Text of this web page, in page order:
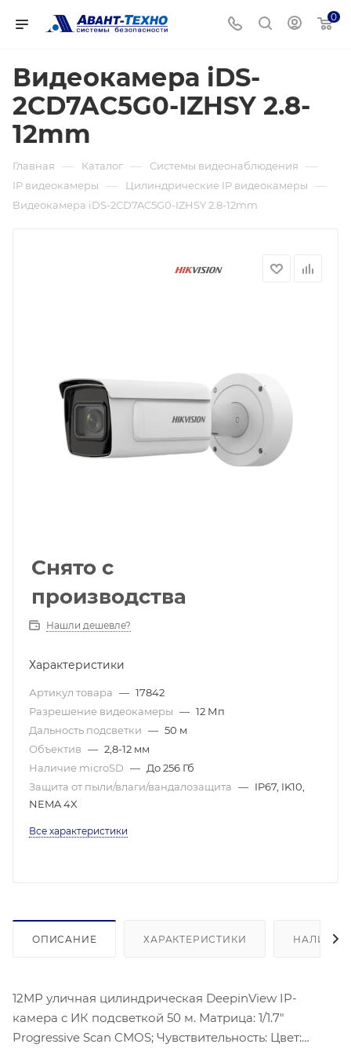
0
Видеокамера iDS-
2CD7AC5G0-IZHSY 2.8-
12mm
Главная — Каталог — Системы видеонаблюдения —
IP видеокамеры — Цилиндрические IP видеокамеры —
Видеокамера iDS-2CD7AC5G0-IZHSY 2.8-12mm
Снято с
производства
Нашли дешевле?
Характеристики
Артикул товара — 17842
Разрешение видеокамеры — 12 Мп
Дальность подсветки — 50 м
Объектив — 2,8-12 мм
Наличие microSD — До 256 Гб
Защита от пыли/влаги/вандалозащита — IP67, IK10,
NEMA 4X
Все характеристики
ОПИСАНИЕ ХАРАКТЕРИСТИКИ НАЛИЧИЕ
12MP уличная цилиндрическая DeepinView IP-
камера с ИК подсветкой 50 м. Матрица: 1/1.7″
Progressive Scan CMOS; Чувствительность: Цвет: